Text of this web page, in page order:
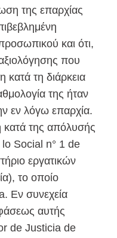
της επαρχίας
και ότι,
που
κατά τη διάρκεια
της ήταν
εν λόγω επαρχία.
της απόλυσής
Social n° 1 de
εργατικών
το οποίο
Εν συνεχεία
αυτής
de Justicia de